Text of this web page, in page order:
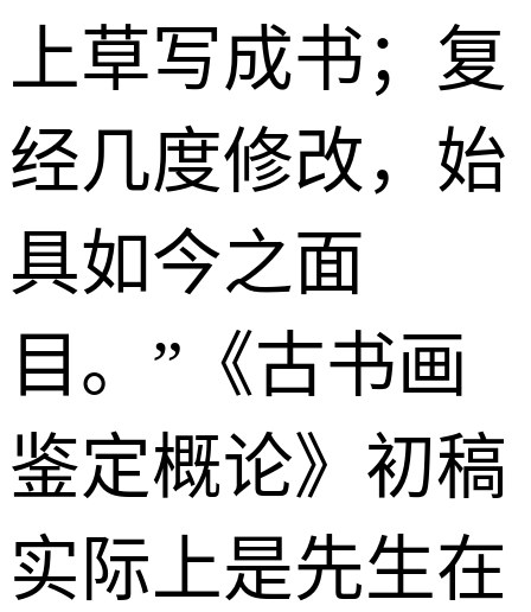
上草写成书；复
经几度修改，始
具如今之面
目。”《古书画
鉴定概论》初稿
实际上是先生在